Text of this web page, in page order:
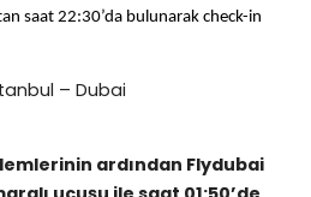
saat 22:30’da bulunarak check-in
– Dubai
ardından Flydubai